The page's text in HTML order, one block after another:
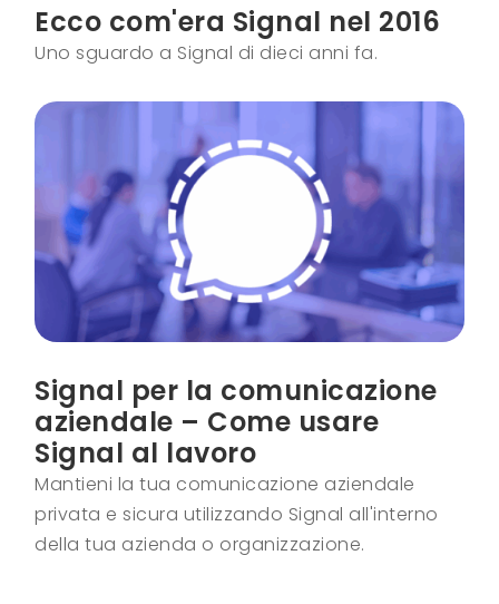
Ecco com'era Signal nel 2016
Uno sguardo a Signal di dieci anni fa.
Signal per la comunicazione
aziendale – Come usare
Signal al lavoro
Mantieni la tua comunicazione aziendale
privata e sicura utilizzando Signal all'interno
della tua azienda o organizzazione.